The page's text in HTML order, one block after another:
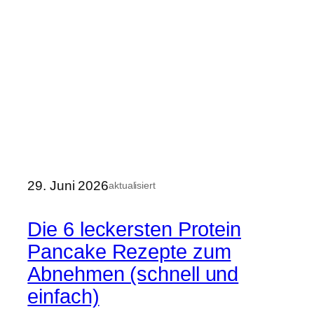
29. Juni 2026aktualisiert
Die 6 leckersten Protein
Pancake Rezepte zum
Abnehmen (schnell und
einfach)